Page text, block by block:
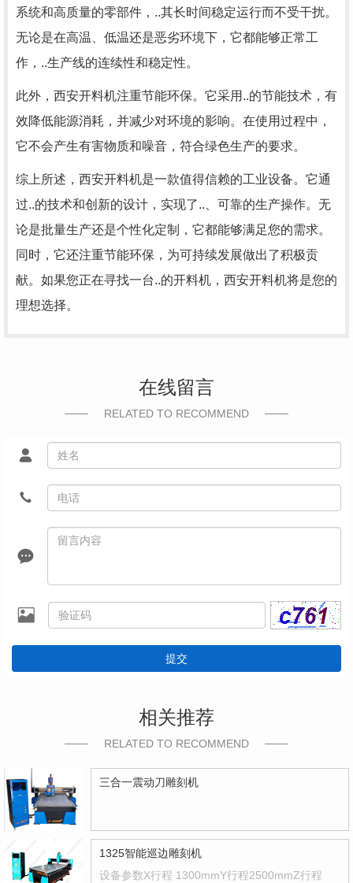
系统和高质量的零部件，..其长时间稳定运行而不受干扰。
无论是在高温、低温还是恶劣环境下，它都能够正常工
作，..生产线的连续性和稳定性。
此外，西安开料机注重节能环保。它采用..的节能技术，有
效降低能源消耗，并减少对环境的影响。在使用过程中，
它不会产生有害物质和噪音，符合绿色生产的要求。
综上所述，西安开料机是一款值得信赖的工业设备。它通
过..的技术和创新的设计，实现了..、可靠的生产操作。无
论是批量生产还是个性化定制，它都能够满足您的需求。
同时，它还注重节能环保，为可持续发展做出了积极贡
献。如果您正在寻找一台..的开料机，西安开料机将是您的
理想选择。
在线留言
RELATED TO RECOMMEND
提交
相关推荐
RELATED TO RECOMMEND
三合一震动刀雕刻机
1325智能巡边雕刻机
设备参数X行程 1300mmY行程2500mmZ行程